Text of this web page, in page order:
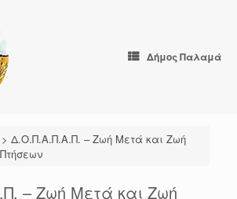
Δήμος Παλαμά
> Δ.Ο.Π.Α.Π.Α.Π. – Ζωή Μετά και Ζωή
– Ζωή Μετά και Ζωή